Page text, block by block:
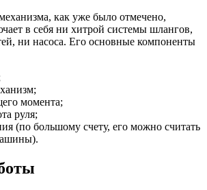
как уже было отмечено,
в себя ни хитрой системы шлангов,
ни насоса. Его основные компоненты
момента;
руля;
(по большому счету, его можно считать